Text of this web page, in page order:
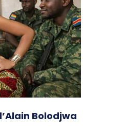
Bolodjwa